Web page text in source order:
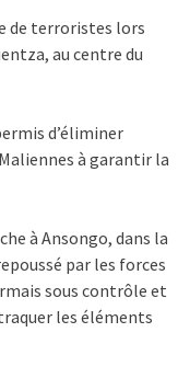
de terroristes lors
au centre du
d’éliminer
à garantir la
à Ansongo, dans la
par les forces
sous contrôle et
les éléments